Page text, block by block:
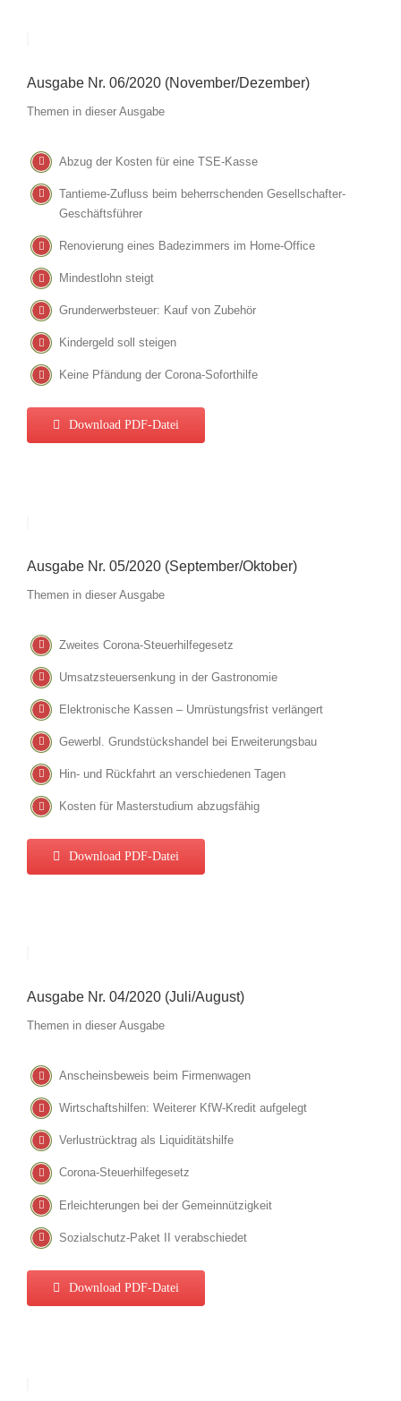
Ausgabe Nr. 06/2020 (November/Dezember)
Themen in dieser Ausgabe
Abzug der Kosten für eine TSE-Kasse
Tantieme-Zufluss beim beherrschenden Gesellschafter-
Geschäftsführer
Renovierung eines Badezimmers im Home-Office
Mindestlohn steigt
Grunderwerbsteuer: Kauf von Zubehör
Kindergeld soll steigen
Keine Pfändung der Corona-Soforthilfe
Download PDF-Datei
Ausgabe Nr. 05/2020 (September/Oktober)
Themen in dieser Ausgabe
Zweites Corona-Steuerhilfegesetz
Umsatzsteuersenkung in der Gastronomie
Elektronische Kassen – Umrüstungsfrist verlängert
Gewerbl. Grundstückshandel bei Erweiterungsbau
Hin- und Rückfahrt an verschiedenen Tagen
Kosten für Masterstudium abzugsfähig
Download PDF-Datei
Ausgabe Nr. 04/2020 (Juli/August)
Themen in dieser Ausgabe
Anscheinsbeweis beim Firmenwagen
Wirtschaftshilfen: Weiterer KfW-Kredit aufgelegt
Verlustrücktrag als Liquiditätshilfe
Corona-Steuerhilfegesetz
Erleichterungen bei der Gemeinnützigkeit
Sozialschutz-Paket II verabschiedet
Download PDF-Datei